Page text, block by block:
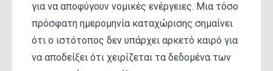
για να αποφύγουν νομικές ενέργειες. Μια τόσο
πρόσφατη ημερομηνία καταχώρισης σημαίνει
ότι ο ιστότοπος δεν υπάρχει αρκετό καιρό για
να αποδείξει ότι χειρίζεται τα δεδομένα των